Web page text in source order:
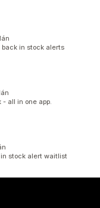
back in stock alerts
all in one app.
in stock alert waitlist